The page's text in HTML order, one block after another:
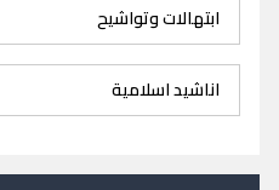
ابتهالات وتواشيح
اناشيد اسلامية